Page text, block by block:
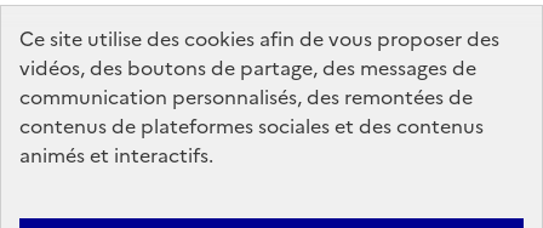
Ce site utilise des cookies afin de vous proposer des
vidéos, des boutons de partage, des messages de
communication personnalisés, des remontées de
contenus de plateformes sociales et des contenus
animés et interactifs.
MINISTÈRE
DE LA CULTURE